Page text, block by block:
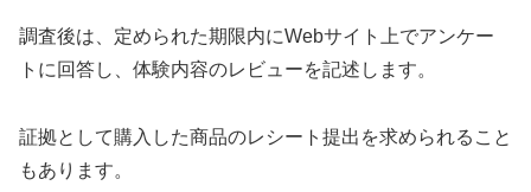
調査後は、定められた期限内にWebサイト上でアンケー
トに回答し、体験内容のレビューを記述します。
証拠として購入した商品のレシート提出を求められること
もあります。